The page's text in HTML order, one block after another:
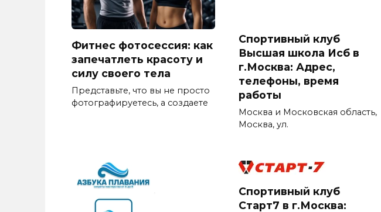
Фитнес фотосессия: как
запечатлеть красоту и
силу своего тела
Представьте, что вы не просто
фотографируетесь, а создаете
Спортивный клуб
Высшая школа Исб в
г.Москва: Адрес,
телефоны, время
работы
Москва и Московская область,
Москва, ул.
Спортивный клуб
Старт7 в г.Москва: